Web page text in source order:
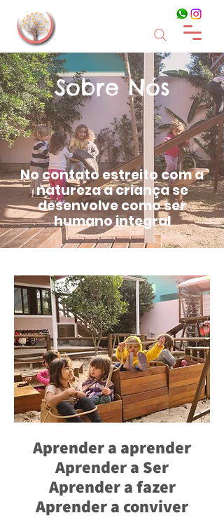
Sobre Nós
No contato estreito com a
natureza a criança se
desenvolve como ser
humano integral
Aprender a aprender
Aprender a Ser
Aprender a fazer
Aprender a conviver